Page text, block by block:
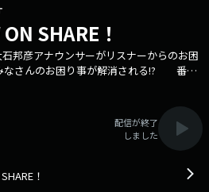
SHARE！
邦彦アナウンサーがリスナーからのお困
なさんのお困り事が解消される!? 番組
263-6800 まで
配信が終了
しました
！